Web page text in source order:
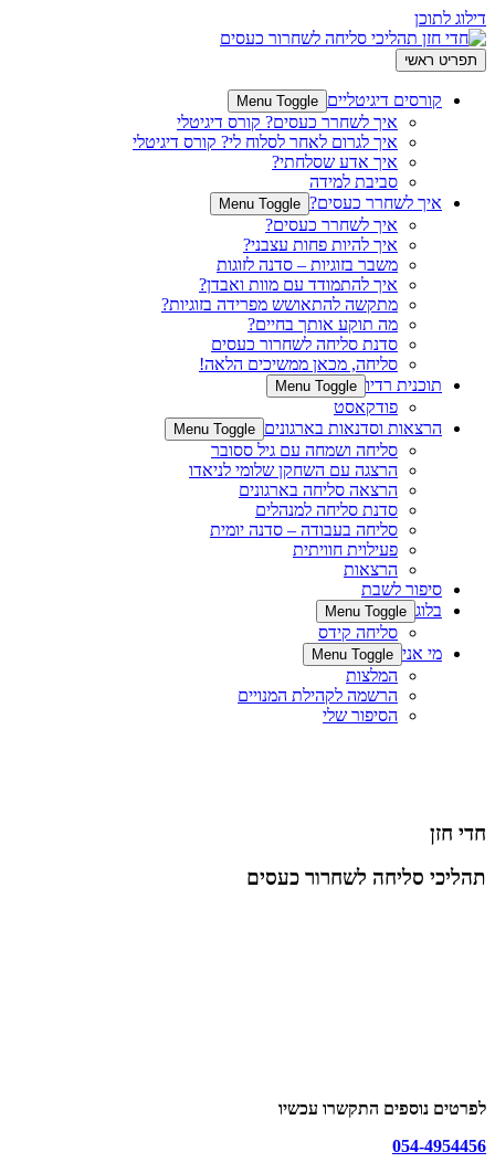
דילוג לתוכן
תפריט ראשי
קורסים דיגיטליים Menu Toggle
איך לשחרר כעסים? קורס דיגיטלי
איך לגרום לאחר לסלוח לי? קורס דיגיטלי
איך אדע שסלחתי?
סביבת למידה
איך לשחרר כעסים? Menu Toggle
איך לשחרר כעסים?
איך להיות פחות עצבני?
משבר בזוגיות – סדנה לזוגות
איך להתמודד עם מוות ואבדן?
מתקשה להתאושש מפרידה בזוגיות?
מה תוקע אותך בחיים?
סדנת סליחה לשחרור כעסים
סליחה, מכאן ממשיכים הלאה!
תוכנית רדיו Menu Toggle
פודקאסט
הרצאות וסדנאות בארגונים Menu Toggle
סליחה ושמחה עם גיל ססובר
הרצגה עם השחקן שלומי לניאדו
הרצאה סליחה בארגונים
סדנת סליחה למנהלים
סליחה בעבודה – סדנה יומית
פעילוית חוויתית
הרצאות
סיפור לשבת
בלוג Menu Toggle
סליחה קידס
מי אני Menu Toggle
המלצות
הרשמה לקהילת המנויים
הסיפור שלי
חדי חזן
תהליכי סליחה לשחרור כעסים
לפרטים נוספים התקשרו עכשיו
054-4954456